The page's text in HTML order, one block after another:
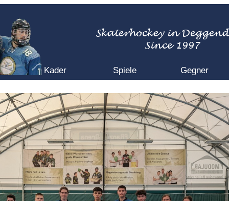
Kader Spiele Gegner